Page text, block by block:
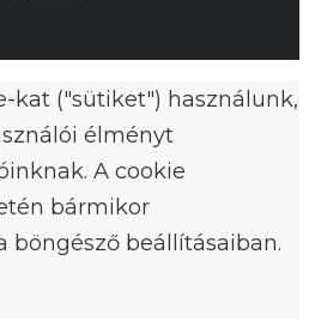
kat ("sütiket") használunk,
élményt
A cookie
bármikor
böngésző beállításaiban.